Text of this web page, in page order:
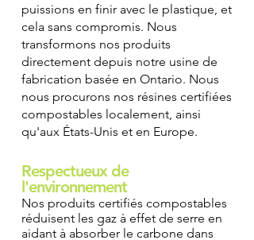
puissions en finir avec le plastique, et
cela sans compromis. Nous
transformons nos produits
directement depuis notre usine de
fabrication basée en Ontario. Nous
nous procurons nos résines certifiées
compostables localement, ainsi
qu'aux États-Unis et en Europe.
Respectueux de
l'environnement
Nos produits certifiés compostables
réduisent les gaz à effet de serre en
aidant à absorber le carbone dans